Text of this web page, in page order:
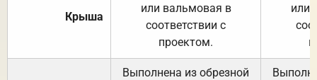
Крыша
или вальмовая в
соответствии с
проектом.
или
Выполнена из обрезной